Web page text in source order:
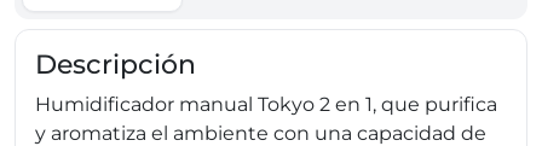
Descripción
Humidificador manual Tokyo 2 en 1, que purifica
y aromatiza el ambiente con una capacidad de